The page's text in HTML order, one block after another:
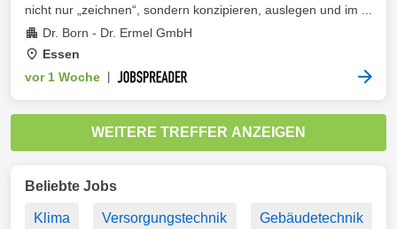
nicht nur „zeichnen“, sondern konzipieren, auslegen und im ...
Dr. Born - Dr. Ermel GmbH
Essen
vor 1 Woche
WEITERE TREFFER ANZEIGEN
Beliebte Jobs
Klima Versorgungstechnik Gebäudetechnik